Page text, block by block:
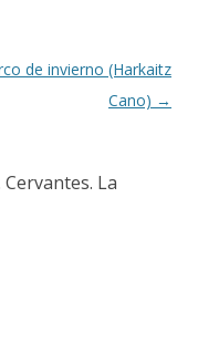
de invierno (Harkaitz
Cano) →
Cervantes. La